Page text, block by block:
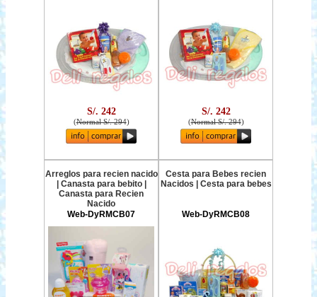
S/. 242
(Normal S/. 294)
S/. 242
(Normal S/. 294)
Arreglos para recien nacido
| Canasta para bebito |
Canasta para Recien
Nacido
Web-DyRMCB07
Cesta para Bebes recien
Nacidos | Cesta para bebes
Web-DyRMCB08